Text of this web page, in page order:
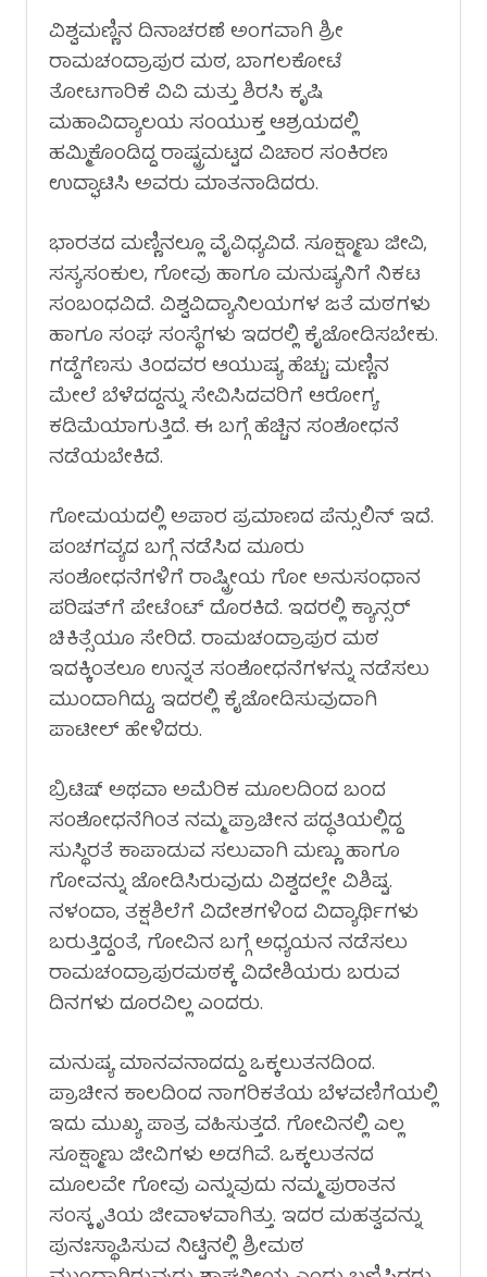
ವಿಶ್ವಮಣ್ಣಿನ ದಿನಾಚರಣೆ ಅಂಗವಾಗಿ ಶ್ರೀ
ರಾಮಚಂದ್ರಾಪುರ ಮಠ, ಬಾಗಲಕೋಟೆ
ತೋಟಗಾರಿಕೆ ವಿವಿ ಮತ್ತು ಶಿರಸಿ ಕೃಷಿ
ಮಹಾವಿದ್ಯಾಲಯ ಸಂಯುಕ್ತ ಆಶ್ರಯದಲ್ಲಿ
ಹಮ್ಮಿಕೊಂಡಿದ್ದ ರಾಷ್ಟ್ರಮಟ್ಟದ ವಿಚಾರ ಸಂಕಿರಣ
ಉದ್ಘಾಟಿಸಿ ಅವರು ಮಾತನಾಡಿದರು.
ಭಾರತದ ಮಣ್ಣಿನಲ್ಲೂ ವೈವಿಧ್ಯವಿದೆ. ಸೂಕ್ಷ್ಮಾಣು ಜೀವಿ,
ಸಸ್ಯಸಂಕುಲ, ಗೋವು ಹಾಗೂ ಮನುಷ್ಯನಿಗೆ ನಿಕಟ
ಸಂಬಂಧವಿದೆ. ವಿಶ್ವವಿದ್ಯಾನಿಲಯಗಳ ಜತೆ ಮಠಗಳು
ಹಾಗೂ ಸಂಘ ಸಂಸ್ಥೆಗಳು ಇದರಲ್ಲಿ ಕೈಜೋಡಿಸಬೇಕು.
ಗಡ್ಡೆಗೆಣಸು ತಿಂದವರ ಆಯುಷ್ಯ ಹೆಚ್ಚು; ಮಣ್ಣಿನ
ಮೇಲೆ ಬೆಳೆದದ್ದನ್ನು ಸೇವಿಸಿದವರಿಗೆ ಆರೋಗ್ಯ
ಕಡಿಮೆಯಾಗುತ್ತಿದೆ. ಈ ಬಗ್ಗೆ ಹೆಚ್ಚಿನ ಸಂಶೋಧನೆ
ನಡೆಯಬೇಕಿದೆ.
ಗೋಮಯದಲ್ಲಿ ಅಪಾರ ಪ್ರಮಾಣದ ಪೆನ್ಸುಲಿನ್ ಇದೆ.
ಪಂಚಗವ್ಯದ ಬಗ್ಗೆ ನಡೆಸಿದ ಮೂರು
ಸಂಶೋಧನೆಗಳಿಗೆ ರಾಷ್ಟ್ರೀಯ ಗೋ ಅನುಸಂಧಾನ
ಪರಿಷತ್‌ಗೆ ಪೇಟೆಂಟ್ ದೊರಕಿದೆ. ಇದರಲ್ಲಿ ಕ್ಯಾನ್ಸರ್
ಚಿಕಿತ್ಸೆಯೂ ಸೇರಿದೆ. ರಾಮಚಂದ್ರಾಪುರ ಮಠ
ಇದಕ್ಕಿಂತಲೂ ಉನ್ನತ ಸಂಶೋಧನೆಗಳನ್ನು ನಡೆಸಲು
ಮುಂದಾಗಿದ್ದು, ಇದರಲ್ಲಿ ಕೈಜೋಡಿಸುವುದಾಗಿ
ಪಾಟೀಲ್ ಹೇಳಿದರು.
ಬ್ರಿಟಿಷ್ ಅಥವಾ ಅಮೆರಿಕ ಮೂಲದಿಂದ ಬಂದ
ಸಂಶೋಧನೆಗಿಂತ ನಮ್ಮ ಪ್ರಾಚೀನ ಪದ್ಧತಿಯಲ್ಲಿದ್ದ
ಸುಸ್ಥಿರತೆ ಕಾಪಾಡುವ ಸಲುವಾಗಿ ಮಣ್ಣು ಹಾಗೂ
ಗೋವನ್ನು ಜೋಡಿಸಿರುವುದು ವಿಶ್ವದಲ್ಲೇ ವಿಶಿಷ್ಟ.
ನಳಂದಾ, ತಕ್ಷಶಿಲೆಗೆ ವಿದೇಶಗಳಿಂದ ವಿದ್ಯಾರ್ಥಿಗಳು
ಬರುತ್ತಿದ್ದಂತೆ, ಗೋವಿನ ಬಗ್ಗೆ ಅಧ್ಯಯನ ನಡೆಸಲು
ರಾಮಚಂದ್ರಾಪುರಮಠಕ್ಕೆ ವಿದೇಶಿಯರು ಬರುವ
ದಿನಗಳು ದೂರವಿಲ್ಲ ಎಂದರು.
ಮನುಷ್ಯ ಮಾನವನಾದದ್ದು ಒಕ್ಕಲುತನದಿಂದ.
ಪ್ರಾಚೀನ ಕಾಲದಿಂದ ನಾಗರಿಕತೆಯ ಬೆಳವಣಿಗೆಯಲ್ಲಿ
ಇದು ಮುಖ್ಯ ಪಾತ್ರ ವಹಿಸುತ್ತದೆ. ಗೋವಿನಲ್ಲಿ ಎಲ್ಲ
ಸೂಕ್ಷ್ಮಾಣು ಜೀವಿಗಳು ಅಡಗಿವೆ. ಒಕ್ಕಲುತನದ
ಮೂಲವೇ ಗೋವು ಎನ್ನುವುದು ನಮ್ಮ ಪುರಾತನ
ಸಂಸ್ಕೃತಿಯ ಜೀವಾಳವಾಗಿತ್ತು. ಇದರ ಮಹತ್ವವನ್ನು
ಪುನಃಸ್ಥಾಪಿಸುವ ನಿಟ್ಟಿನಲ್ಲಿ ಶ್ರೀಮಠ